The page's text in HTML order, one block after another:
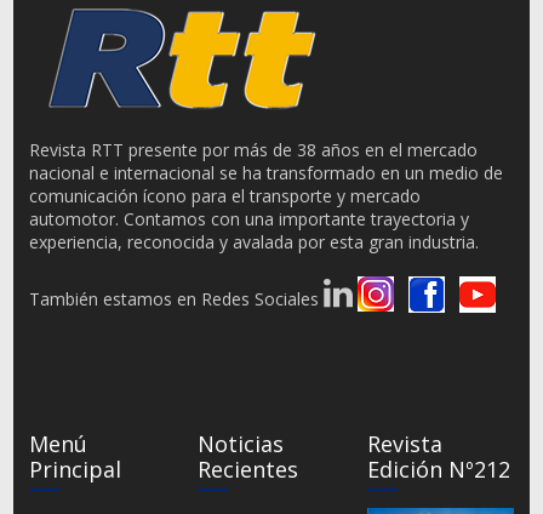
Revista RTT presente por más de 38 años en el mercado
nacional e internacional se ha transformado en un medio de
comunicación ícono para el transporte y mercado
automotor. Contamos con una importante trayectoria y
experiencia, reconocida y avalada por esta gran industria.
También estamos en Redes Sociales
Menú
Principal
Noticias
Recientes
Revista
Edición Nº212